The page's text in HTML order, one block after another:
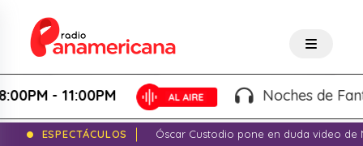
- 11:00PM Noches de
ESPECTÁCULOS
Óscar Custodio pone en duda video de